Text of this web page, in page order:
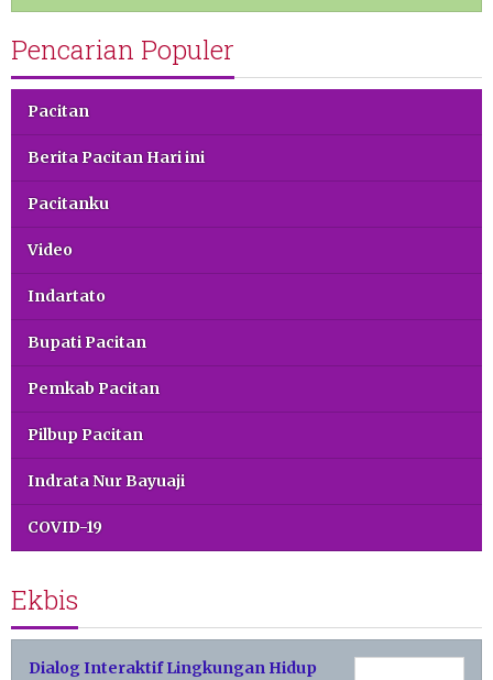
Pencarian Populer
Pacitan
Berita Pacitan Hari ini
Pacitanku
Video
Indartato
Bupati Pacitan
Pemkab Pacitan
Pilbup Pacitan
Indrata Nur Bayuaji
COVID-19
Ekbis
Dialog Interaktif Lingkungan Hidup